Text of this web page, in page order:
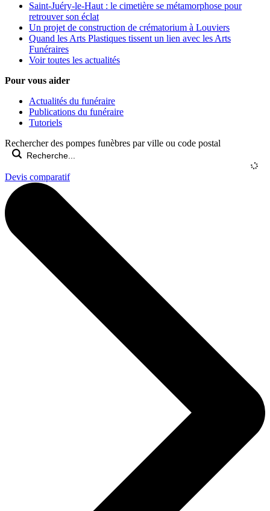
Saint-Juéry-le-Haut : le cimetière se métamorphose pour
retrouver son éclat
Un projet de construction de crématorium à Louviers
Quand les Arts Plastiques tissent un lien avec les Arts
Funéraires
Voir toutes les actualités
Pour vous aider
Actualités du funéraire
Publications du funéraire
Tutoriels
Rechercher des pompes funèbres par ville ou code postal
Devis comparatif